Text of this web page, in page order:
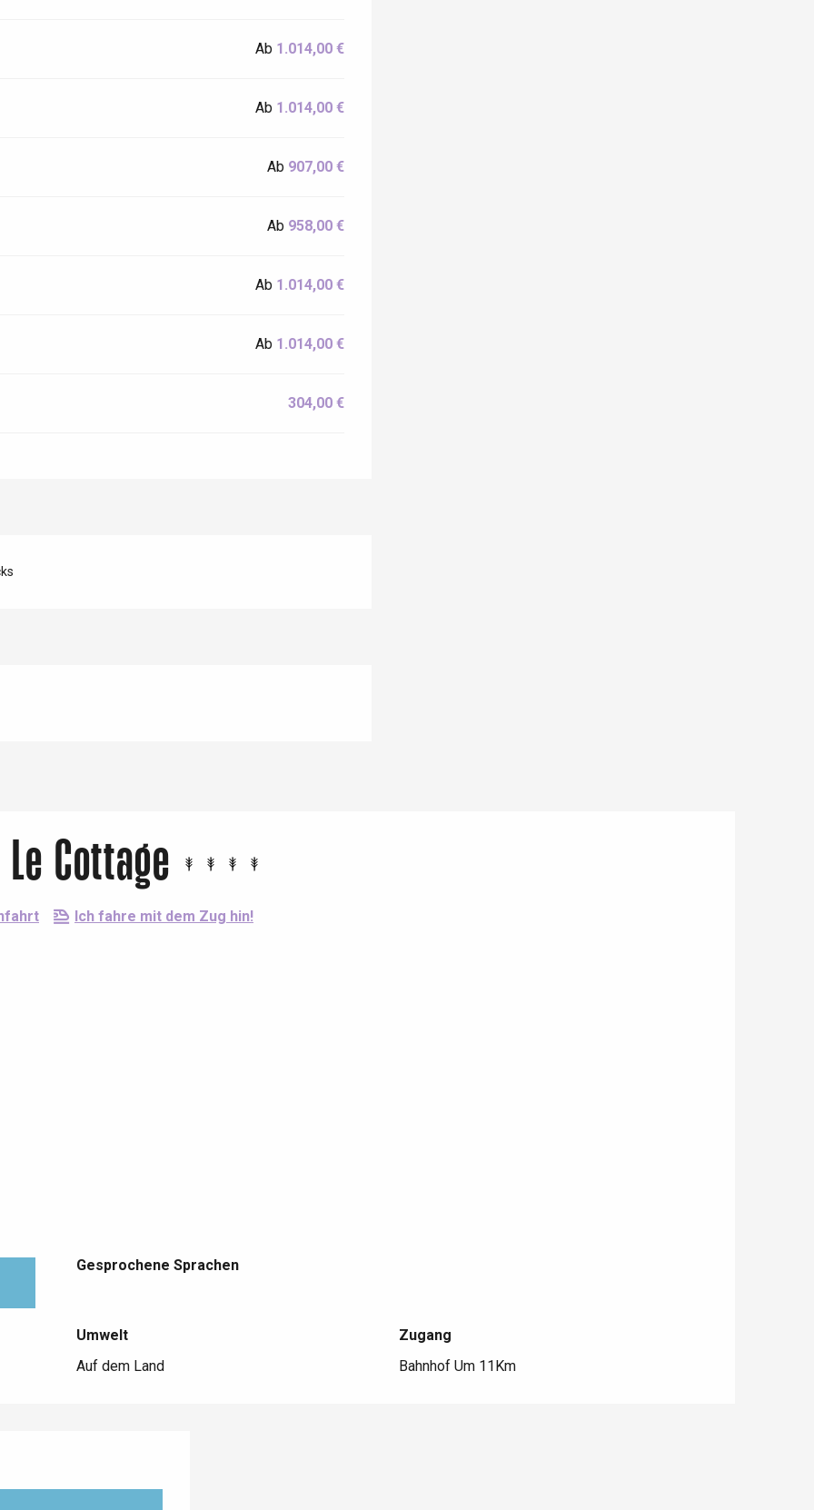
Ab 1.014,00 €
Ab 1.014,00 €
Ab 907,00 €
Ab 958,00 €
Ab 1.014,00 €
Ab 1.014,00 €
304,00 €
Cottage
Ich fahre mit dem Zug hin!
Gesprochene Sprachen
Gesprochene Sprachen
Umwelt
Umwelt
Auf dem Land
Zugang
Zugang
Bahnhof Um 11Km